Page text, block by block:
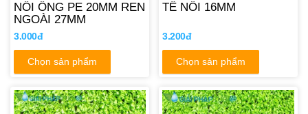
NỐI ỐNG PE 20MM REN
NGOÀI 27MM
3.000đ
Chọn sản phẩm
TÊ NỐI 16MM
3.200đ
Chọn sản phẩm